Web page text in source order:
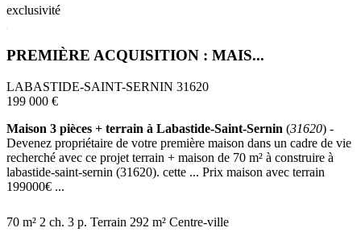
exclusivité
PREMIÈRE ACQUISITION : MAIS...
LABASTIDE-SAINT-SERNIN 31620
199 000 €
Maison 3 pièces + terrain à Labastide-Saint-Sernin (31620) -
Devenez propriétaire de votre première maison dans un cadre de vie
recherché avec ce projet terrain + maison de 70 m² à construire à
labastide-saint-sernin (31620). cette ... Prix maison avec terrain
199000€ ...
70 m² 2 ch. 3 p. Terrain 292 m² Centre-ville